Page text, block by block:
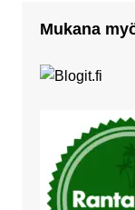
Mukana